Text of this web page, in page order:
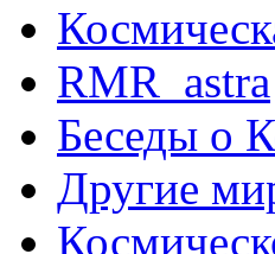
RMR_astra
Беседы о
Другие